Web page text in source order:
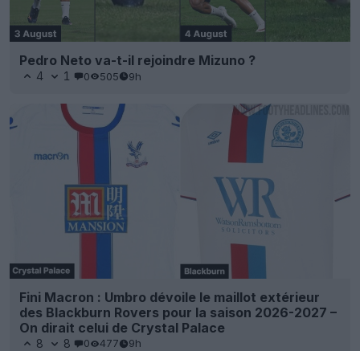
Pedro Neto va-t-il rejoindre Mizuno ?
4 1 0 505 9h
Fini Macron : Umbro dévoile le maillot extérieur
des Blackburn Rovers pour la saison 2026-2027 –
On dirait celui de Crystal Palace
8 8 0 477 9h